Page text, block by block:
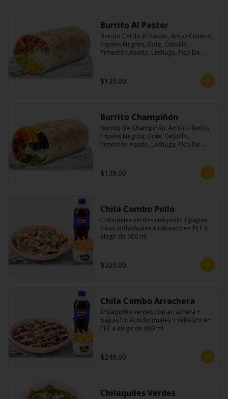
Burrito Al Pastor
Burrito Cerdo Al Pastor, Arroz Cilantro,
Frijoles Negros, Elote, Cebolla,
Pimentón Asado, Lechuga, Pico De
$139.00
Burrito Champiñón
Burrito De Champiñón, Arroz Cilantro,
Frijoles Negros, Elote, Cebolla,
Pimentón Asado, Lechuga, Pico De
$139.00
Chila Combo Pollo
Chilaquiles verdes con pollo + papas
fritas individuales + refresco en PET a
elegir de 600 ml
$209.00
Chila Combo Arrachera
Chilaquiles verdes con arrachera +
papas fritas individuales + refresco en
PET a elegir de 600 ml
$249.00
Chilaquiles Verdes